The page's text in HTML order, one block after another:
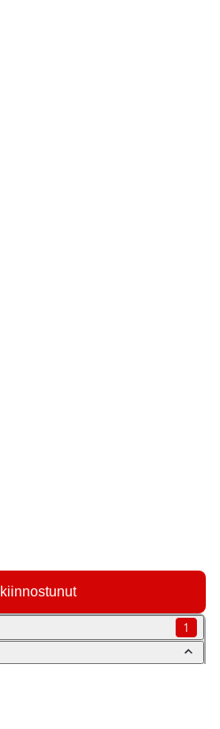
1